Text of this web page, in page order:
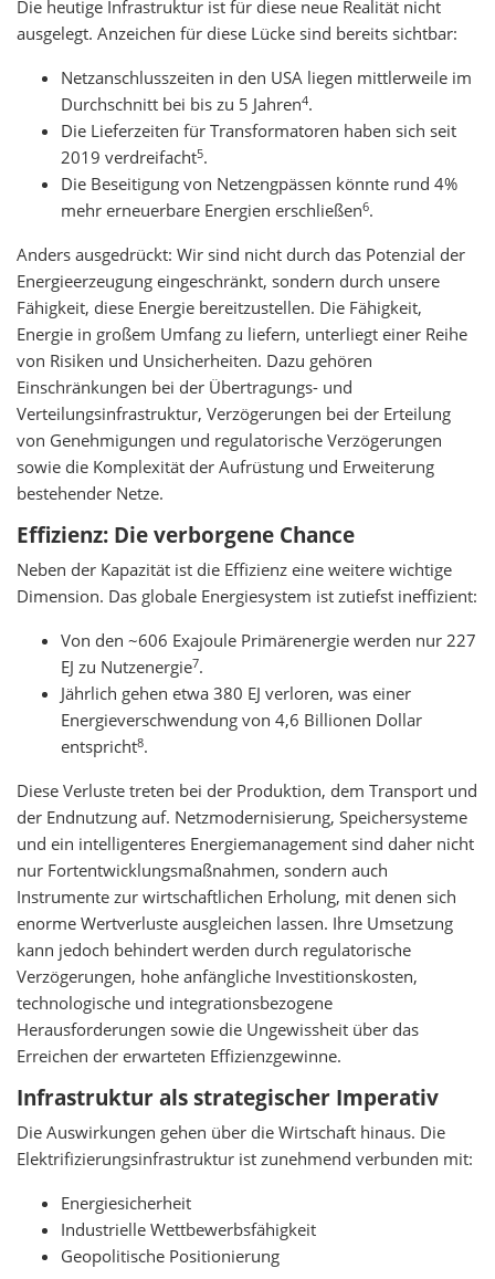
Die heutige Infrastruktur ist für diese neue Realität nicht
ausgelegt. Anzeichen für diese Lücke sind bereits sichtbar:
Netzanschlusszeiten in den USA liegen mittlerweile im
Durchschnitt bei bis zu 5 Jahren4.
Die Lieferzeiten für Transformatoren haben sich seit
2019 verdreifacht5.
Die Beseitigung von Netzengpässen könnte rund 4%
mehr erneuerbare Energien erschließen6.
Anders ausgedrückt: Wir sind nicht durch das Potenzial der
Energieerzeugung eingeschränkt, sondern durch unsere
Fähigkeit, diese Energie bereitzustellen. Die Fähigkeit,
Energie in großem Umfang zu liefern, unterliegt einer Reihe
von Risiken und Unsicherheiten. Dazu gehören
Einschränkungen bei der Übertragungs- und
Verteilungsinfrastruktur, Verzögerungen bei der Erteilung
von Genehmigungen und regulatorische Verzögerungen
sowie die Komplexität der Aufrüstung und Erweiterung
bestehender Netze.
Effizienz: Die verborgene Chance
Neben der Kapazität ist die Effizienz eine weitere wichtige
Dimension. Das globale Energiesystem ist zutiefst ineffizient:
Von den ~606 Exajoule Primärenergie werden nur 227
EJ zu Nutzenergie7.
Jährlich gehen etwa 380 EJ verloren, was einer
Energieverschwendung von 4,6 Billionen Dollar
entspricht8.
Diese Verluste treten bei der Produktion, dem Transport und
der Endnutzung auf. Netzmodernisierung, Speichersysteme
und ein intelligenteres Energiemanagement sind daher nicht
nur Fortentwicklungsmaßnahmen, sondern auch
Instrumente zur wirtschaftlichen Erholung, mit denen sich
enorme Wertverluste ausgleichen lassen. Ihre Umsetzung
kann jedoch behindert werden durch regulatorische
Verzögerungen, hohe anfängliche Investitionskosten,
technologische und integrationsbezogene
Herausforderungen sowie die Ungewissheit über das
Erreichen der erwarteten Effizienzgewinne.
Infrastruktur als strategischer Imperativ
Die Auswirkungen gehen über die Wirtschaft hinaus. Die
Elektrifizierungsinfrastruktur ist zunehmend verbunden mit:
Energiesicherheit
Industrielle Wettbewerbsfähigkeit
Geopolitische Positionierung